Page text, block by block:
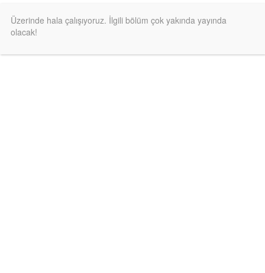
Üzerinde hala çalışıyoruz. İlgili bölüm çok yakında yayında
olacak!